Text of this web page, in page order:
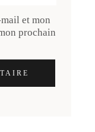
et mon
prochain